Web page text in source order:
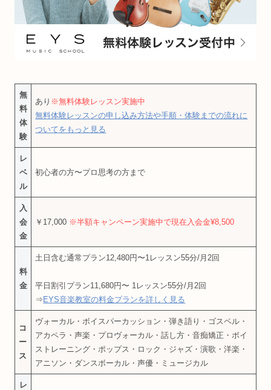
無
料
体
験
あり ※無料体験レッスン実施中
無料体験レッスンの申し込み方法や手順・体験までの流れに
ついてをもっと見る
レ
ベ
ル
初心者の方〜プロ思考の方まで
入
会
金
￥17,000 ※半額キャンペーン実施中で現在入会金¥8,500
料
金
土日含む通常プラン12,480円〜1レッスン55分/月2回
平日割引プラン11,680円〜 1レッスン55分/月2回
⇒EYS音楽教室の料金プランを詳しく見る
コ
ー
ス
ヴォーカル・ボイスパーカッション・弾き語り・ゴスペル・
アカペラ・声楽・プロヴォーカル・話し方・音痴矯正・ボイ
ストレーニング・ポップス・ロック・ジャズ・演歌・洋楽・
アニソン・ダンスボーカル・声優・ミュージカル
レ